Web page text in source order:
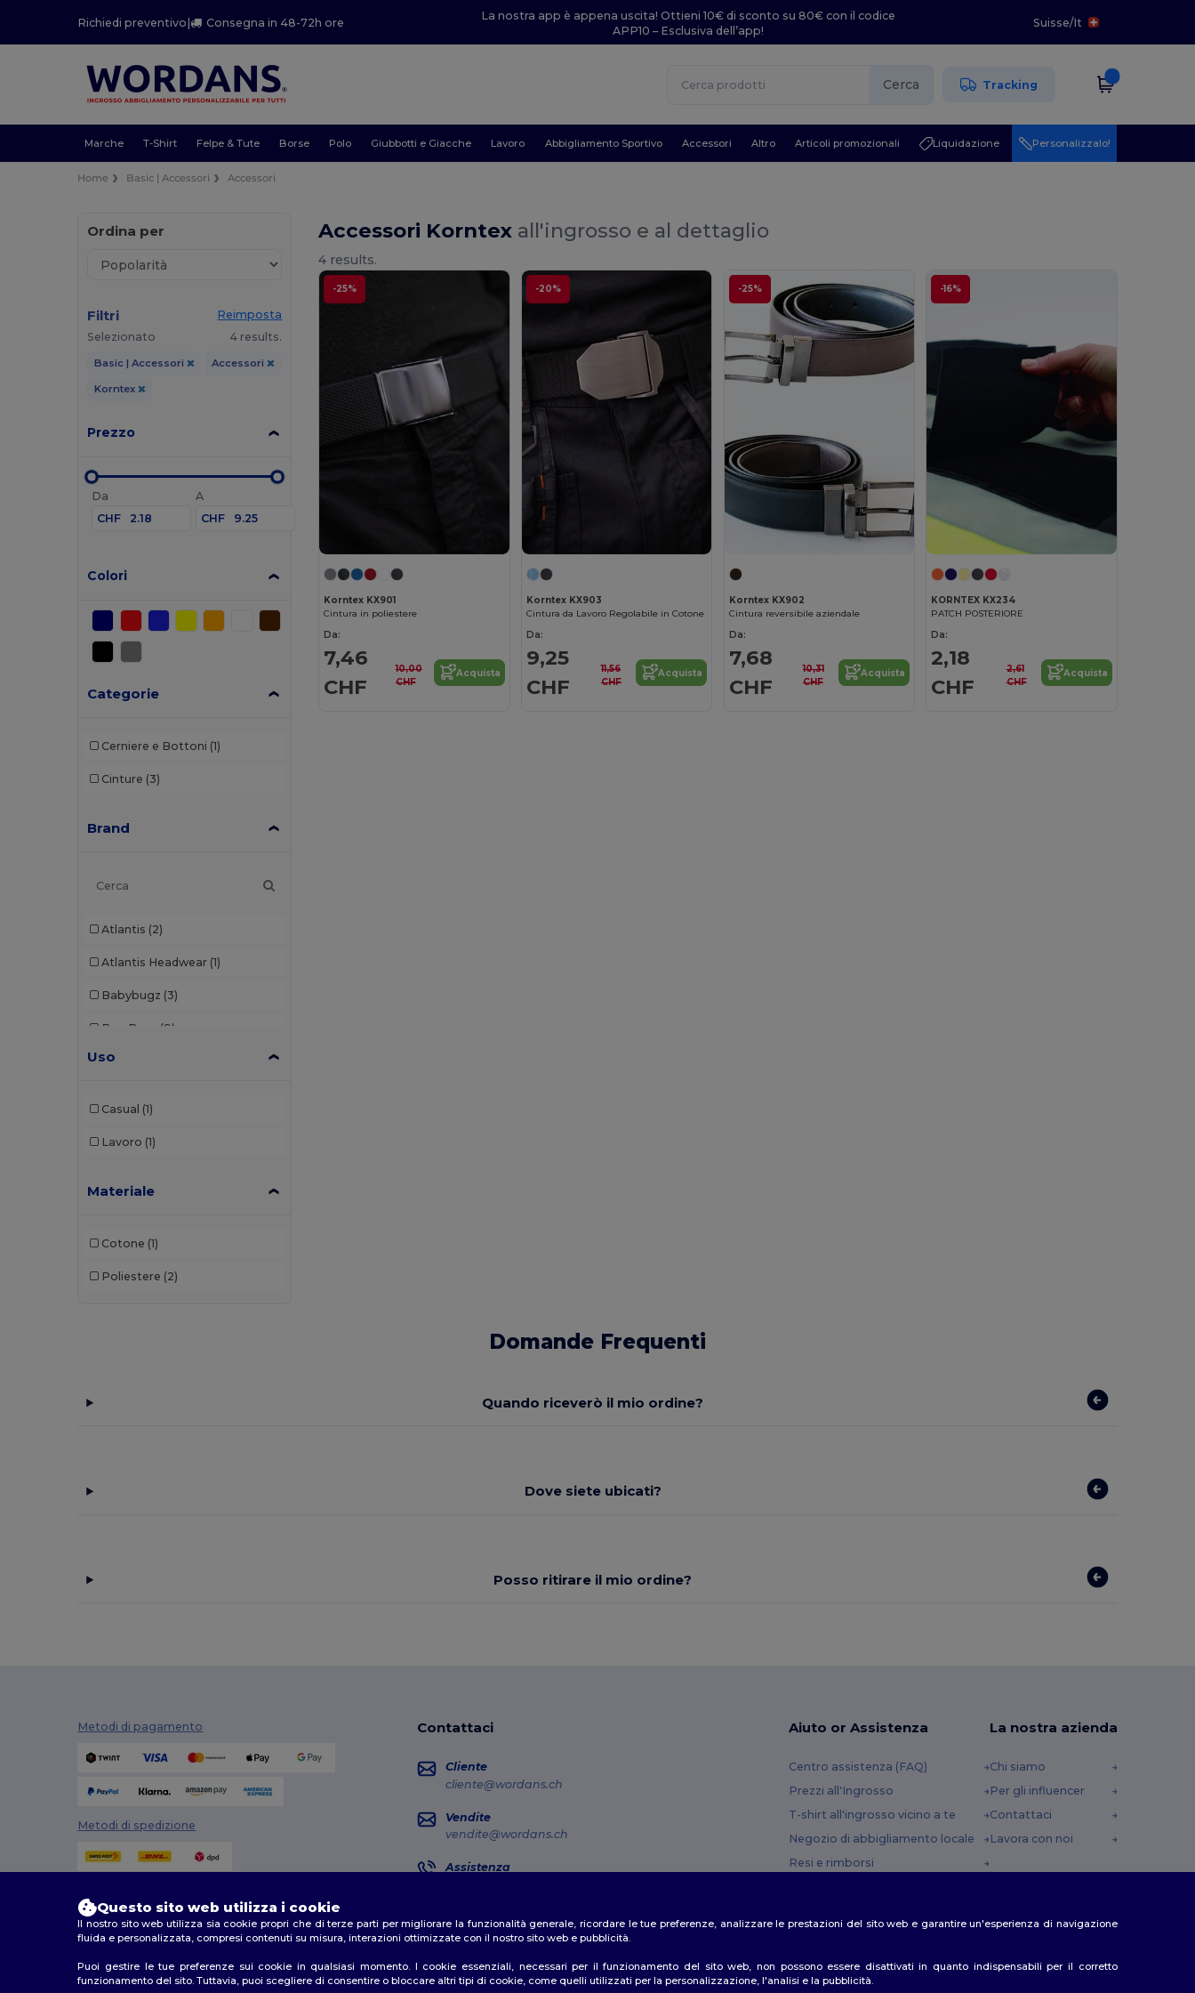
Richiedi preventivo| Consegna in 48-72h ore
La nostra app è appena uscita! Ottieni 10€ di sconto su 80€ con il codice
APP10 – Esclusiva dell’app!
Suisse/It
Cerca Tracking
Marche T-Shirt Felpe & Tute Borse Polo Giubbotti e Giacche Lavoro Abbigliamento Sportivo Accessori Altro Articoli promozionali Liquidazione Personalizzalo!
Home Basic | Accessori Accessori
Ordina per
Filtri
Reimposta
Selezionato
4 results.
Basic | Accessori Accessori
Korntex
Prezzo
Da
CHF
A
CHF
Colori
Categorie
Cerniere e Bottoni (1)
Cinture (3)
Brand
Atlantis (2)
Atlantis Headwear (1)
Babybugz (3)
Bag Base (9)
Bagbase
Craghoppers
SOL'S
The One Towelling
Towel city
Velilla
Westford mill
Uso
Casual (1)
Lavoro (1)
Materiale
Cotone (1)
Poliestere (2)
Accessori Korntex all'ingrosso e al dettaglio
4 results.
-25%
Korntex KX901
Cintura in poliestere
Da:
7,46
CHF
10,00
CHF
Acquista
-20%
Korntex KX903
Cintura da Lavoro Regolabile in Cotone
Da:
9,25
CHF
11,56
CHF
Acquista
-25%
Korntex KX902
Cintura reversibile aziendale
Da:
7,68
CHF
10,31
CHF
Acquista
-16%
KORNTEX KX234
PATCH POSTERIORE
Da:
2,18
CHF
2,61
CHF
Acquista
Domande Frequenti
Quando riceverò il mio ordine?
Dove siete ubicati?
Posso ritirare il mio ordine?
Metodi di pagamento
Metodi di spedizione
Contattaci
Cliente
cliente@wordans.ch
Vendite
vendite@wordans.ch
Assistenza
Dov'e' il mio pacco?
Aiuto or Assistenza
Centro assistenza (FAQ)
Prezzi all'Ingrosso
T-shirt all'ingrosso vicino a te
Negozio di abbigliamento locale
Resi e rimborsi
La nostra azienda
Chi siamo
Per gli influencer
Contattaci
Lavora con noi
Questo sito web utilizza i cookie
Il nostro sito web utilizza sia cookie propri che di terze parti per migliorare la funzionalità generale, ricordare le tue preferenze, analizzare le prestazioni del sito web e garantire un'esperienza di navigazione
fluida e personalizzata, compresi contenuti su misura, interazioni ottimizzate con il nostro sito web e pubblicità.
Puoi gestire le tue preferenze sui cookie in qualsiasi momento. I cookie essenziali, necessari per il funzionamento del sito web, non possono essere disattivati in quanto indispensabili per il corretto
funzionamento del sito. Tuttavia, puoi scegliere di consentire o bloccare altri tipi di cookie, come quelli utilizzati per la personalizzazione, l'analisi e la pubblicità.